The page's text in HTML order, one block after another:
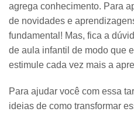
agrega conhecimento. Para
de novidades e
fundamental! Mas, fica a
de aula infantil de modo que
estimule cada vez mais a
Para ajudar você com essa
ideias de como transformar